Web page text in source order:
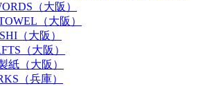
（大阪）
（大阪）
（大阪）
（大阪）
紙（大阪）
（兵庫）